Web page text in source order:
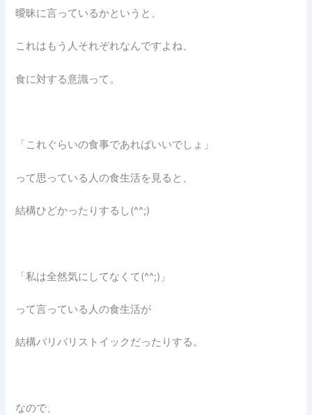
曖昧に言っているかというと、
これはもう人それぞれなんですよね、
食に対する意識って。
「これぐらいの食事であればいいでしょ」
って思っている人の食生活を見ると、
結構ひどかったりするし(^^;)
「私は全然気にしてなくて(^^;)」
って言っている人の食生活が
結構バリバリストイックだったりする。
なので、